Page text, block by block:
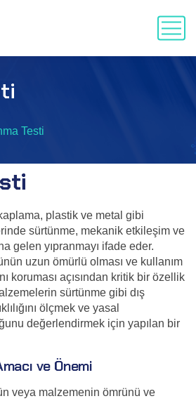
Testi
plastik ve metal gibi
sürtünme, mekanik etkileşim ve
gelen yıpranmayı ifade eder.
uzun ömürlü olması ve kullanım
koruması açısından kritik bir özellik
sürtünme gibi dış
ölçmek ve yasal
değerlendirmek için yapılan bir
ve Önemi
veya malzemenin ömrünü ve